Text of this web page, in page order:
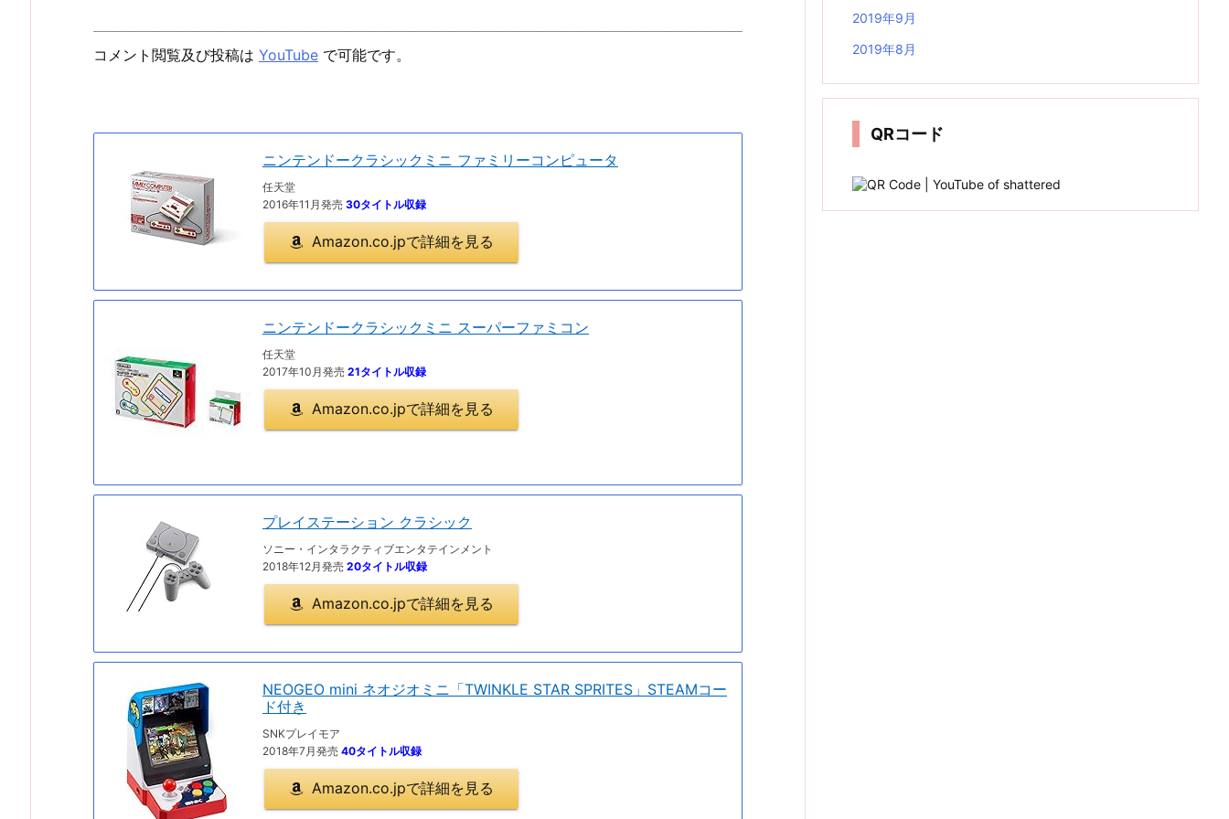
コメント閲覧及び投稿は YouTube で可能です。
ニンテンドークラシックミニ ファミリーコンピュータ
任天堂
2016年11月発売 30タイトル収録
Amazon.co.jpで詳細を見る
ニンテンドークラシックミニ スーパーファミコン
任天堂
2017年10月発売 21タイトル収録
Amazon.co.jpで詳細を見る
プレイステーション クラシック
ソニー・インタラクティブエンタテインメント
2018年12月発売 20タイトル収録
Amazon.co.jpで詳細を見る
NEOGEO mini ネオジオミニ「TWINKLE STAR SPRITES」STEAMコー
ド付き
SNKプレイモア
2018年7月発売 40タイトル収録
Amazon.co.jpで詳細を見る
2019年9月
2019年8月
QRコード